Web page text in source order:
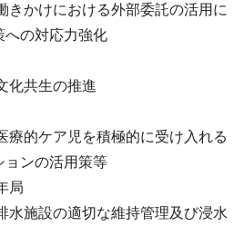
きかけにおける外部委託の活用に
への対応力強化
化共生の推進
療的ケア児を積極的に受け入れる
ョンの活用策等
局
水施設の適切な維持管理及び浸水